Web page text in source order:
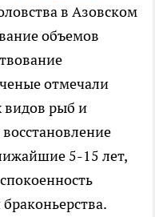
в Азовском
объемов
отмечали
видов рыб и
5-15 лет,